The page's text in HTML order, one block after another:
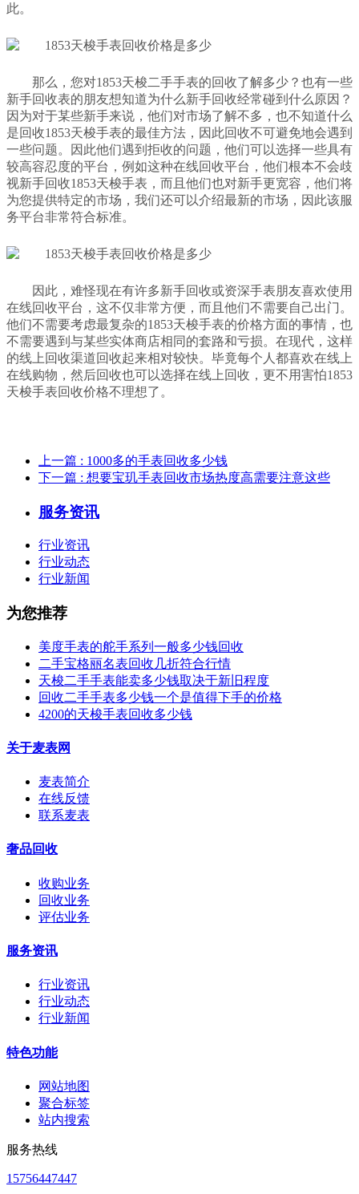
此。
那么，您对1853天梭二手手表的回收了解多少？也有一些
新手回收表的朋友想知道为什么新手回收经常碰到什么原因？
因为对于某些新手来说，他们对市场了解不多，也不知道什么
是回收1853天梭手表的最佳方法，因此回收不可避免地会遇到
一些问题。因此他们遇到拒收的问题，他们可以选择一些具有
较高容忍度的平台，例如这种在线回收平台，他们根本不会歧
视新手回收1853天梭手表，而且他们也对新手更宽容，他们将
为您提供特定的市场，我们还可以介绍最新的市场，因此该服
务平台非常符合标准。
因此，难怪现在有许多新手回收或资深手表朋友喜欢使用
在线回收平台，这不仅非常方便，而且他们不需要自己出门。
他们不需要考虑最复杂的1853天梭手表的价格方面的事情，也
不需要遇到与某些实体商店相同的套路和亏损。在现代，这样
的线上回收渠道回收起来相对较快。毕竟每个人都喜欢在线上
在线购物，然后回收也可以选择在线上回收，更不用害怕1853
天梭手表回收价格不理想了。
上一篇 : ​1000多的手表回收多少钱
下一篇 : 想要宝玑手表回收市场热度高需要注意这些
服务资讯
行业资讯
行业动态
行业新闻
为您推荐
美度手表的舵手系列一般多少钱回收
二手宝格丽名表回收几折符合行情
天梭二手手表能卖多少钱取决于新旧程度
回收二手手表多少钱一个是值得下手的价格
4200的天梭手表回收多少钱
关于麦表网
麦表简介
在线反馈
联系麦表
奢品回收
收购业务
回收业务
评估业务
服务资讯
行业资讯
行业动态
行业新闻
特色功能
网站地图
聚合标签
站内搜索
服务热线
15756447447